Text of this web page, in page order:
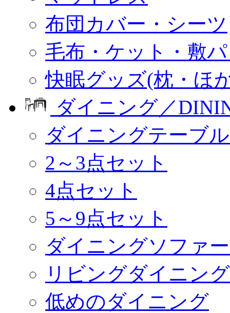
布団カバー・シーツ
毛布・ケット・敷
快眠グッズ(枕・ほ
ダイニング／
ダイニングテーブ
2～3点セット
4点セット
5～9点セット
ダイニングソファ
リビングダイニン
低めのダイニング